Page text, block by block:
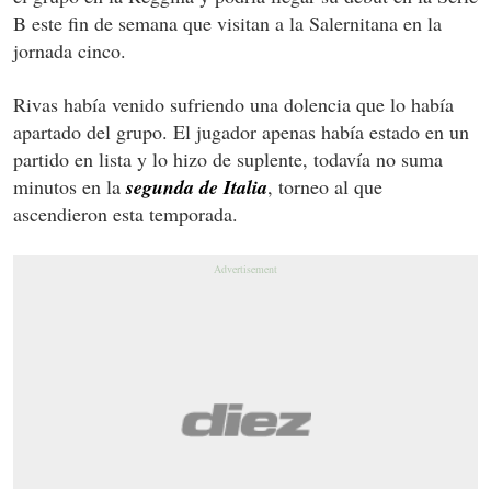
B este fin de semana que visitan a la Salernitana en la
jornada cinco.
Rivas había venido sufriendo una dolencia que lo había
apartado del grupo. El jugador apenas había estado en un
partido en lista y lo hizo de suplente, todavía no suma
minutos en lasegunda de Italia, torneo al que
ascendieron esta temporada.